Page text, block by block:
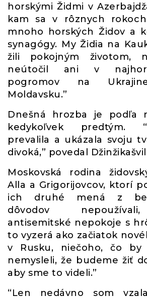
horskými Židmi v
kam sa v rôznych
mnoho horských Židov a
synagógy. My Židia na
žili pokojným životom,
neútočil ani v
pogromov na
Moldavsku.”
Dnešná hrozba je podľa
kedykoľvek predtým.
prevalila a ukázala svoju
divoká,” povedal
Moskovská rodina
Alla a Grigorijovcov, ktorí
ich druhé mená z
dôvodov
antisemitské nepokoje s
to vyzerá ako začiatok
v Rusku, niečoho, čo
nemysleli, že budeme žiť
aby sme to videli.”
“Len nedávno som